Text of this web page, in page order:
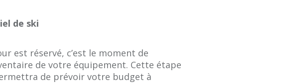
de ski
est réservé, c’est le moment de
de votre équipement. Cette étape
de prévoir votre budget à